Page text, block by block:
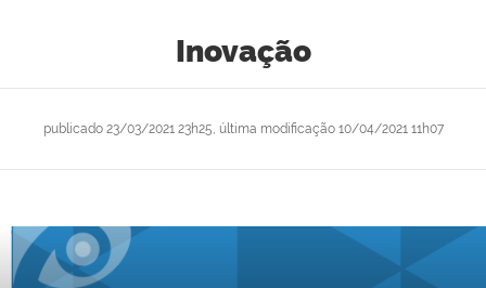
Inovação
publicado23/03/2021 23h25, última modificação10/04/2021 11h07